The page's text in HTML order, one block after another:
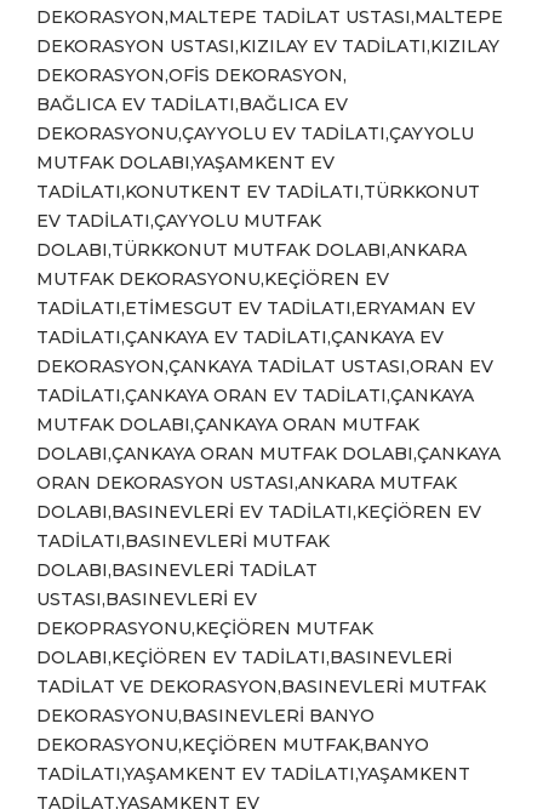
DEKORASYON,MALTEPE TADİLAT USTASI,MALTEPE
DEKORASYON USTASI,KIZILAY EV TADİLATI,KIZILAY
DEKORASYON,OFİS DEKORASYON,
BAĞLICA EV TADİLATI,BAĞLICA EV
DEKORASYONU,ÇAYYOLU EV TADİLATI,ÇAYYOLU
MUTFAK DOLABI,YAŞAMKENT EV
TADİLATI,KONUTKENT EV TADİLATI,TÜRKKONUT
EV TADİLATI,ÇAYYOLU MUTFAK
DOLABI,TÜRKKONUT MUTFAK DOLABI,ANKARA
MUTFAK DEKORASYONU,KEÇİÖREN EV
TADİLATI,ETİMESGUT EV TADİLATI,ERYAMAN EV
TADİLATI,ÇANKAYA EV TADİLATI,ÇANKAYA EV
DEKORASYON,ÇANKAYA TADİLAT USTASI,ORAN EV
TADİLATI,ÇANKAYA ORAN EV TADİLATI,ÇANKAYA
MUTFAK DOLABI,ÇANKAYA ORAN MUTFAK
DOLABI,ÇANKAYA ORAN MUTFAK DOLABI,ÇANKAYA
ORAN DEKORASYON USTASI,ANKARA MUTFAK
DOLABI,BASINEVLERİ EV TADİLATI,KEÇİÖREN EV
TADİLATI,BASINEVLERİ MUTFAK
DOLABI,BASINEVLERİ TADİLAT
USTASI,BASINEVLERİ EV
DEKOPRASYONU,KEÇİÖREN MUTFAK
DOLABI,KEÇİÖREN EV TADİLATI,BASINEVLERİ
TADİLAT VE DEKORASYON,BASINEVLERİ MUTFAK
DEKORASYONU,BASINEVLERİ BANYO
DEKORASYONU,KEÇİÖREN MUTFAK,BANYO
TADİLATI,YAŞAMKENT EV TADİLATI,YAŞAMKENT
TADİLAT,YAŞAMKENT EV